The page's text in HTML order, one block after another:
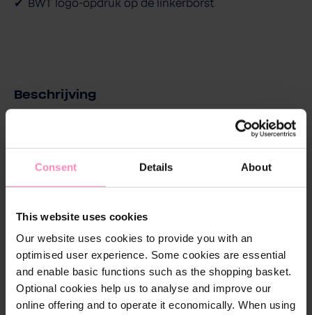
Consent Details About
This website uses cookies
Our website uses cookies to provide you with an
optimised user experience. Some cookies are essential
and enable basic functions such as the shopping basket.
Optional cookies help us to analyse and improve our
online offering and to operate it economically. When using
BWT logo-opdruk op de linkerborst
Beschrijving
Het lichtgewicht BWT regenjack voor damesin navy
met een roze mesh voering is de perfecte metgezel
voor verschillende buitenactiviteiten. De elastische
zomen en brede elastische capuchon zorgen voor
perfect draagcomfort. Het jack heeft een
coating aan de binnenkant en getapete naden. Het
heeft ook twee zijzakken met ritssluiting. Het heeft
een BWT opdruk op de linkerborst en op de rug en
een band met BWT opdruk langs de
capuchonopening. Het jack kan gemakkelijk en
ruimtebesparend worden opgeborgen met het